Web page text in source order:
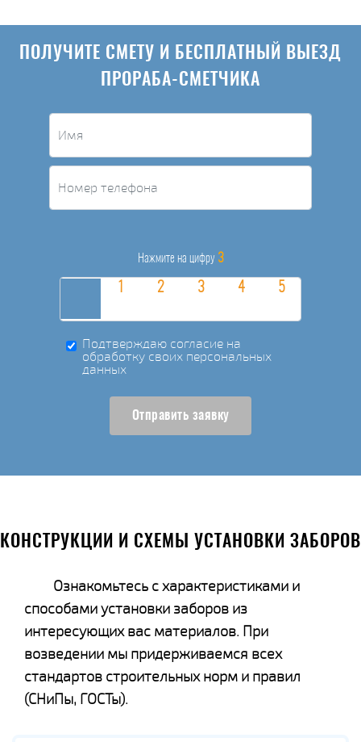
ПОЛУЧИТЕ СМЕТУ И БЕСПЛАТНЫЙ ВЫЕЗД
ПРОРАБА-СМЕТЧИКА
Нажмите на цифру 3
Подтверждаю согласие на
обработку своих персональных
данных
Отправить заявку
КОНСТРУКЦИИ И СХЕМЫ УСТАНОВКИ ЗАБОРОВ
Ознакомьтесь с характеристиками и
способами установки заборов из
интересующих вас материалов. При
возведении мы придерживаемся всех
стандартов строительных норм и правил
(СНиПы, ГОСТы).